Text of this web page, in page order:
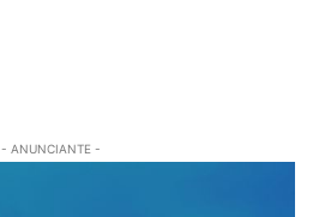
- ANUNCIANTE -